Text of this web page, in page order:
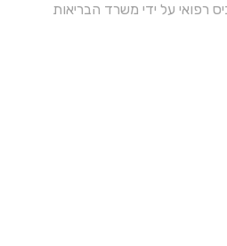
רפואי על ידי משרד הבריאות